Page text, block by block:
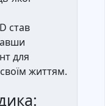
став
для
життям.